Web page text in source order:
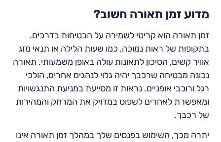
מדוע זמן תאורה חשוב?
זמן תאורה הוא קריטי לשמירה על הבטיחות בדרכים.
בתקופות של ראות נמוכה, כמו שעות הלילה או תנאי מזג
אוויר קשים, הסיכון לתאונות עולה באופן משמעותי. תאורה
נכונה מבטיחה שרכבך יהיה גלוי לנהגים אחרים, הולכי
רגל ורוכבי אופניים. נראות זו מסייעת במניעת התנגשויות
ומאפשרת לאחרים לשפוט במדויק את המרחק והמהירות
של רכבך.
יתרה מכך, השימוש בפנסים שלך במהלך זמן תאורה אינו